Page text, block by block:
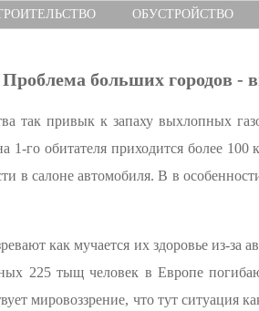
ОБУСТРОЙСТВО
Проблема больших городов -
так привык к запаху выхлопных
го обитателя приходится более
в салоне автомобиля. В в
как мучается их здоровье из-за
225 тыщ человек в Европе
мировоззрение, что тут